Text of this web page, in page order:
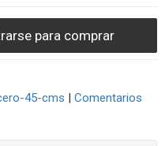
para comprar
45-cms | Comentarios